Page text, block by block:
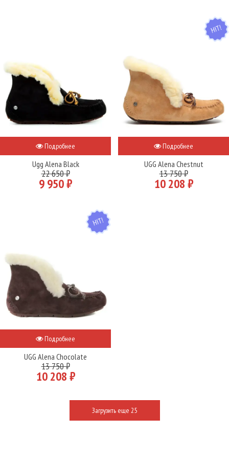
Подробнее
Ugg Alena Black
22 650 ₽
9 950 ₽
HIT
Подробнее
UGG Alena Chestnut
13 750 ₽
10 208 ₽
HIT
Подробнее
UGG Alena Chocolate
13 750 ₽
10 208 ₽
Загрузить еще 25